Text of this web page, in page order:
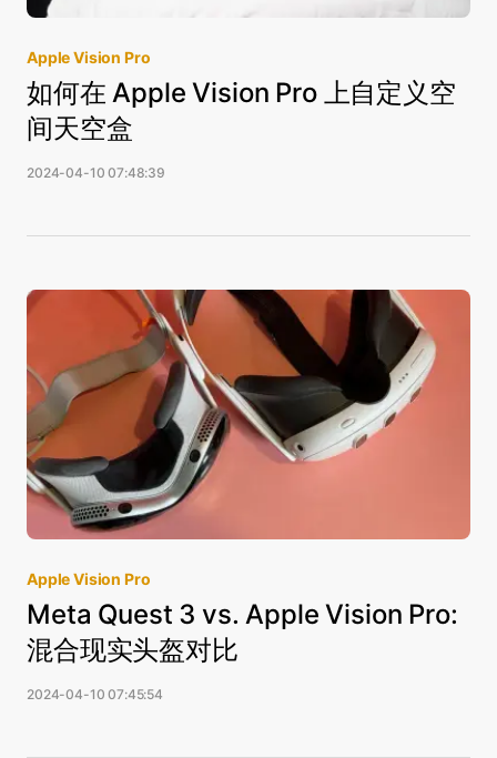
Apple Vision Pro
如何在 Apple Vision Pro 上自定义空
间天空盒
2024-04-10 07:48:39
Apple Vision Pro
Meta Quest 3 vs. Apple Vision Pro:
混合现实头盔对比
2024-04-10 07:45:54